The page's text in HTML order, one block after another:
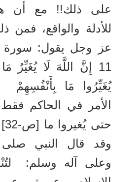
على ذلك!! مع أن
للأدلة والواقع، فمن
عز وجل يقول: سورة
11 إِنَّ اللَّهَ لَا يُغَيِّرُ
يُغَيِّرُوا مَا بِأَنْفُسِهِمْ
الأمر في الحاكم
وقد قال النبي صلى
وعلى آله وسلم: